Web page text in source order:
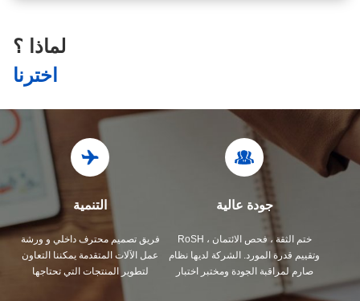
لماذا ؟
اخترنا
جودة عالية
ختم الثقة ، فحص الائتمان ، RoSH
وتقييم قدرة المورد. الشركة لديها نظام
صارم لمراقبة الجودة ومختبر اختبار
التنمية
فريق تصميم محترف داخلي و ورشة
عمل الآلات المتقدمة يمكننا التعاون
لتطوير المنتجات التي تحتاجها